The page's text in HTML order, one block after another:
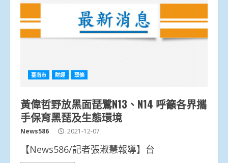
臺南市 財經 頭條
黃偉哲野放黑面琵鷺N13、N14 呼籲各界攜
手保育黑琵及生態環境
News586 2021-12-07
【News586/記者張淑慧報導】台